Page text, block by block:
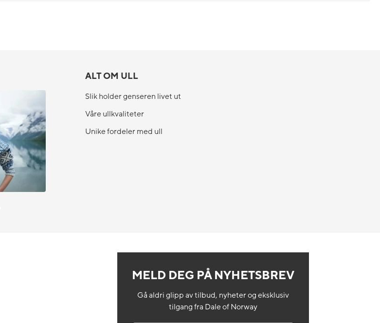
ALT OM ULL
Slik holder genseren livet ut
Våre ullkvaliteter
Unike fordeler med ull
MELD DEG PÅ NYHETSBREV
Gå aldri glipp av tilbud, nyheter og eksklusiv
tilgang fra Dale of Norway